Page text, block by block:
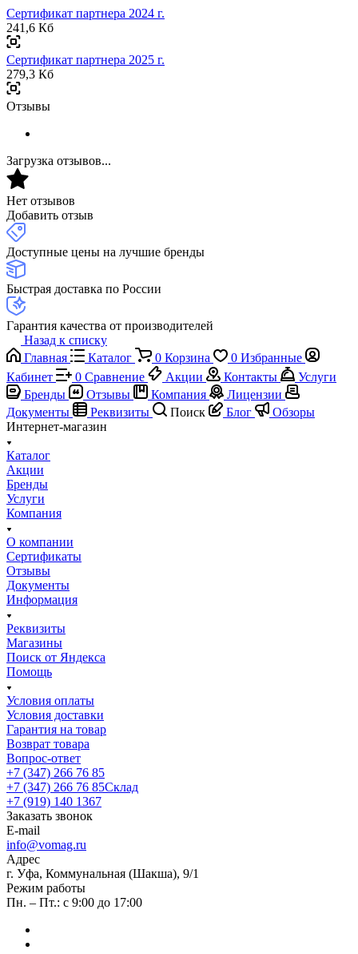
Сертификат партнера 2024 г.
241,6 Кб
Сертификат партнера 2025 г.
279,3 Кб
Отзывы
Загрузка отзывов...
Нет отзывов
Добавить отзыв
Доступные цены на лучшие бренды
Быстрая доставка по России
Гарантия качества от производителей
Назад к списку
Главная
Каталог 0 Корзина 0 Избранные
Кабинет
0 Сравнение Акции Контакты
Услуги
Бренды
Отзывы Компания
Лицензии
Документы
Реквизиты Поиск Блог
Обзоры
Интернет-магазин
Каталог
Акции
Бренды
Услуги
Компания
О компании
Сертификаты
Отзывы
Документы
Информация
Реквизиты
Магазины
Поиск от Яндекса
Помощь
Условия оплаты
Условия доставки
Гарантия на товар
Возврат товара
Вопрос-ответ
+7 (347) 266 76 85
+7 (347) 266 76 85Склад
+7 (919) 140 1367
Заказать звонок
E-mail
info@vomag.ru
Адрес
г. Уфа, Коммунальная (Шакша), 9/1
Режим работы
Пн. – Пт.: с 9:00 до 17:00